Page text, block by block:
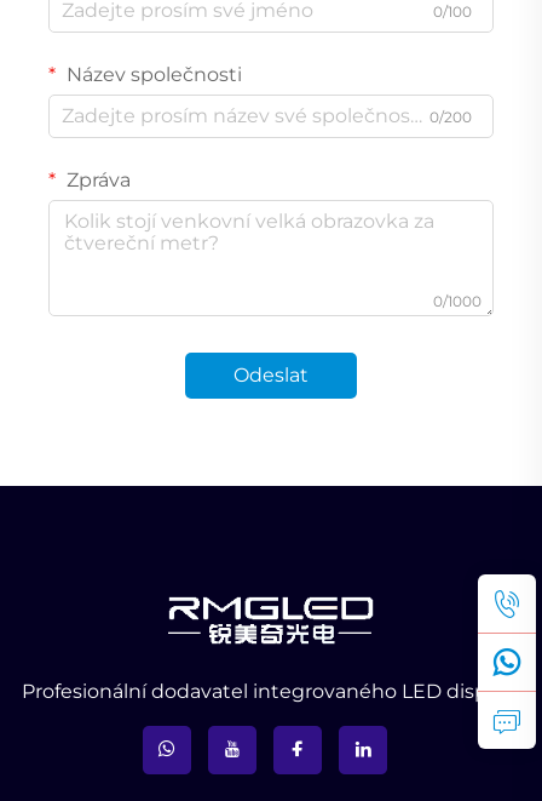
0/100
Název společnosti
0/200
Zpráva
0/1000
Odeslat
Profesionální dodavatel integrovaného LED displeje